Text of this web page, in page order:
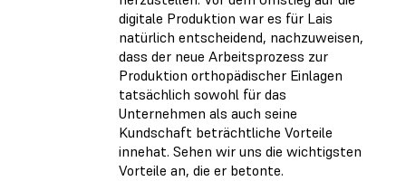
digitale Produktion war es für Lais
natürlich entscheidend, nachzuweisen,
dass der neue Arbeitsprozess zur
Produktion orthopädischer Einlagen
tatsächlich sowohl für das
Unternehmen als auch seine
Kundschaft beträchtliche Vorteile
innehat. Sehen wir uns die wichtigsten
Vorteile an, die er betonte.